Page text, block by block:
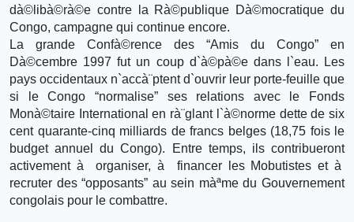
dà©libà©rà©e contre la Rà©publique Dà©mocratique du
Congo, campagne qui continue encore.
La grande Confà©rence des “Amis du Congo” en
Dà©cembre 1997 fut un coup d`à©pà©e dans l`eau. Les
pays occidentaux n`accà¨ptent d`ouvrir leur porte-feuille que
si le Congo “normalise” ses relations avec le Fonds
Monà©taire International en rà¨glant l`à©norme dette de six
cent quarante-cinq milliards de francs belges (18,75 fois le
budget annuel du Congo). Entre temps, ils contribueront
activement à organiser, à financer les Mobutistes et à
recruter des “opposants” au sein màªme du Gouvernement
congolais pour le combattre.